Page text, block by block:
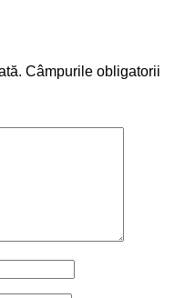
Câmpurile obligatorii